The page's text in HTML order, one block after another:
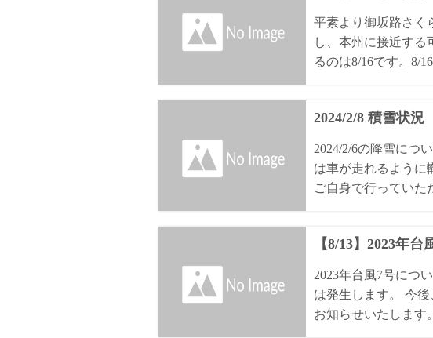
平素より御坂路さく
し、本州に接近す
るのは8/16です。8/
2024/2/8 積雪状況
2024/2/6の降雪につ
は車が走れるように
ご自身で行ってい
【8/13】2023年
2023年台風7号につ
は発生します。 今
お知らせいたします。